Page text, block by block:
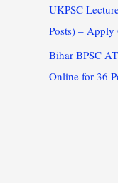
UKPSC
Posts) – Apply
Bihar BPSC
Online for 36